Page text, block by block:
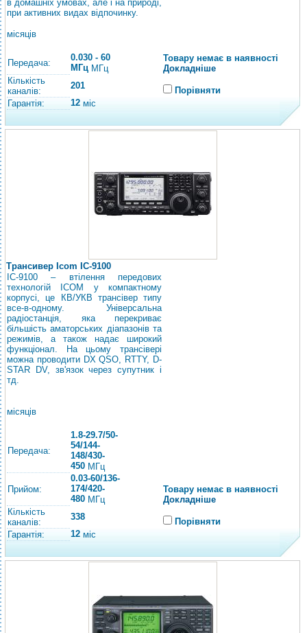
в домашніх умовах, але і на природі,
при активних видах відпочинку.
місяців
Передача:
0.030 - 60
МГц МГц
Кількість
каналів:
201
Гарантія:
12 міс
Товару немає в наявності
Докладніше
Порівняти
Трансивер Icom IC-9100
IC-9100 – втілення передових
технологій ICOM у компактному
корпусі, це КВ/УКВ трансівер типу
все-в-одному. Універсальна
радіостанція, яка перекриває
більшість аматорських діапазонів та
режимів, а також надає широкий
функціонал. На цьому трансівері
можна проводити DX QSO, RTTY, D-
STAR DV, зв'язок через супутник і
тд.
місяців
Передача:
1.8-29.7/50-
54/144-
148/430-
450 МГц
Прийом:
0.03-60/136-
174/420-
480 МГц
Кількість
каналів:
338
Гарантія:
12 міс
Товару немає в наявності
Докладніше
Порівняти